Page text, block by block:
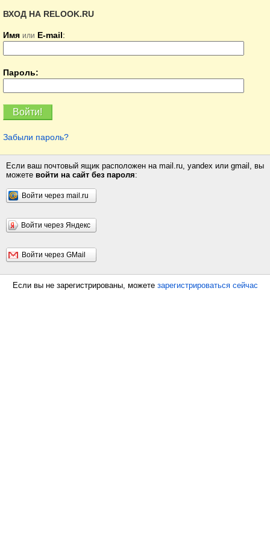
ВХОД НА RELOOK.RU
Имя или E-mail:
Пароль:
Забыли пароль?
Если ваш почтовый ящик расположен на mail.ru, yandex или gmail, вы
можете войти на сайт без пароля:
Войти через mail.ru
Войти через Яндекс
Войти через GMail
Если вы не зарегистрированы, можете зарегистрироваться сейчас